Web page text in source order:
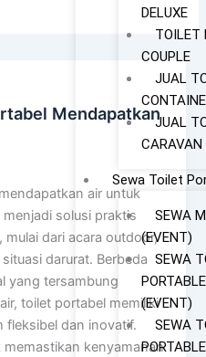
DELUXE
TOILET
COUPLE
JUAL
JUAL
CARAVAN
Sewa Toilet
SEWA
(EVENT)
SEWA
(EVENT)
SEWA
Mendapatkan
air untuk
solusi praktis
dari acara outdoor,
darurat. Berbeda
yang tersambung
toilet portabel memiliki
fleksibel dan inovatif.
kenyamanan